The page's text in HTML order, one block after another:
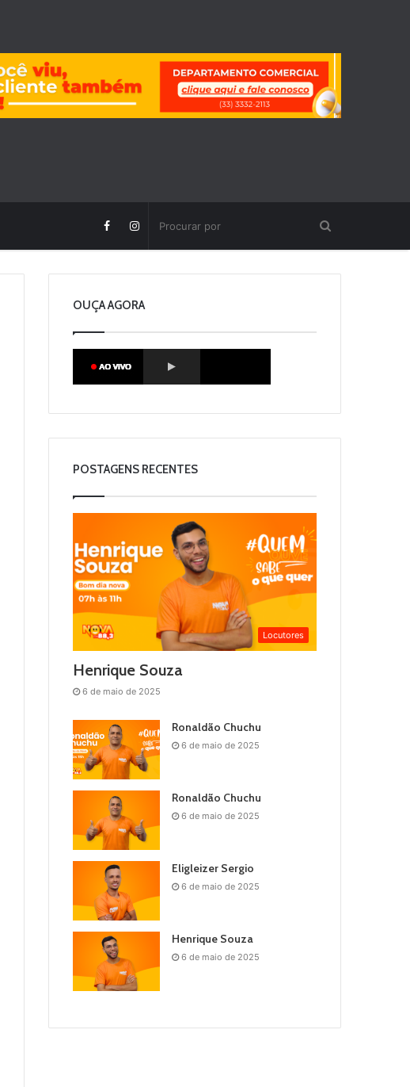
OUÇA AGORA
POSTAGENS RECENTES
Locutores
Henrique Souza
6 de maio de 2025
Ronaldão Chuchu
6 de maio de 2025
Ronaldão Chuchu
6 de maio de 2025
Eligleizer Sergio
6 de maio de 2025
Henrique Souza
6 de maio de 2025